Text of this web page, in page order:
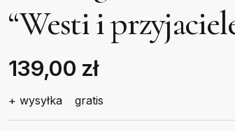
“Westi i
139,00 zł
+ wysyłka gratis